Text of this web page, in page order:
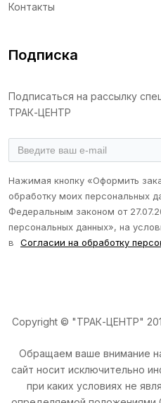
Контакты
Подписка
Подписаться на рассылку
ТРАК-ЦЕНТР
Нажимая кнопку «Оформить
обработку моих персональных
Федеральным законом от
персональных данных», на
в
Согласии на обработку
Copyright © "ТРАК-ЦЕНТР"
Обращаем ваше внимание
сайт носит исключительно
при каких условиях не